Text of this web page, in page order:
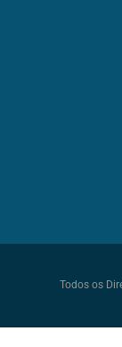
Todos os